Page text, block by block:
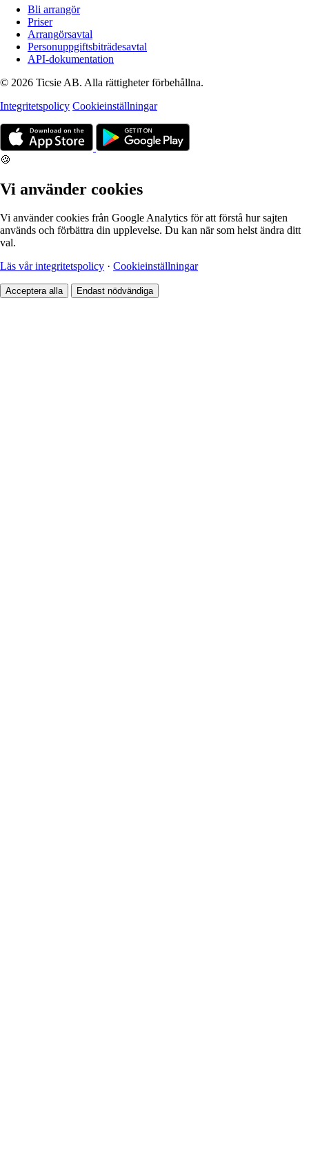
Bli arrangör
Priser
Arrangörsavtal
Personuppgiftsbiträdesavtal
API-dokumentation
© 2026 Ticsie AB. Alla rättigheter förbehållna.
Integritetspolicy Cookieinställningar
🍪
Vi använder cookies
Vi använder cookies från Google Analytics för att förstå hur sajten
används och förbättra din upplevelse. Du kan när som helst ändra ditt
val.
Läs vår integritetspolicy · Cookieinställningar
Acceptera alla Endast nödvändiga